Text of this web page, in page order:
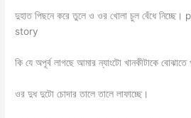
দুহাত পিছনে করে তুলে ও ওর খোলা চুল বেঁধে
story
কি যে অপূর্ব লাগছে আমার ন্যাংটো খানকীটাকে বোঝাতে
ওর দুধ দুটো চোদার তালে তালে লাফাচ্ছে।